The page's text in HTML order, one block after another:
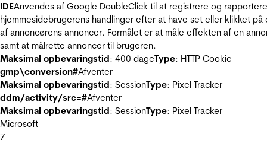
IDEAnvendes af Google DoubleClick til at registrere og
hjemmesidebrugerens handlinger efter at have set eller klikket på
af annoncørens annoncer. Formålet er at måle effekten af en
samt at målrette annoncer til brugeren.
Maksimal opbevaringstid: 400 dageType: HTTP Cookie
gmp\conversion#Afventer
Maksimal opbevaringstid: SessionType: Pixel Tracker
ddm/activity/src=#Afventer
Maksimal opbevaringstid: SessionType: Pixel Tracker
Microsoft
7